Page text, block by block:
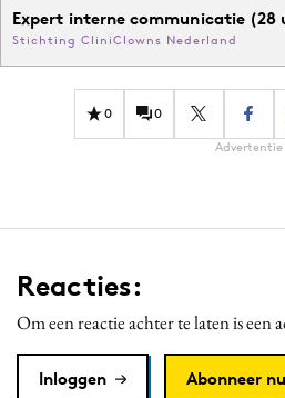
Expert interne communicatie (28
Stichting CliniClowns Nederland
0 0
Advertentie
Reacties:
Om een reactie achter te laten is een
Inloggen Abonneer nu